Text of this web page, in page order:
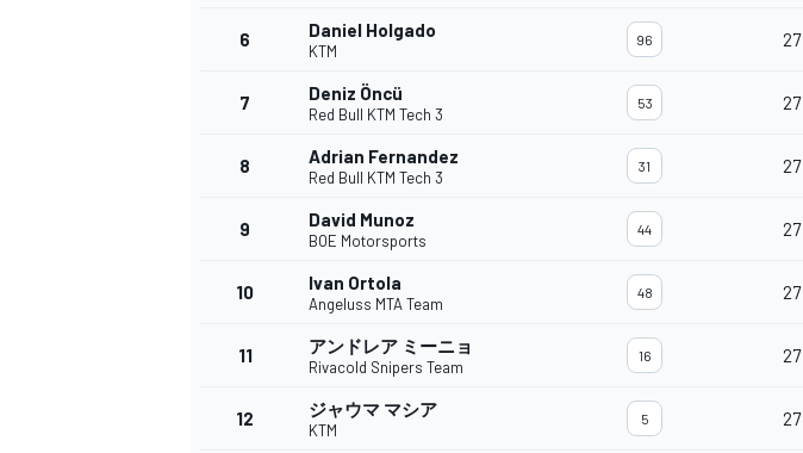
6 Daniel Holgado
KTM
96 27
7 Deniz Öncü
Red Bull KTM Tech 3
53 27
8 Adrian Fernandez
Red Bull KTM Tech 3
31 27
9 David Munoz
BOE Motorsports
44 27
10 Ivan Ortola
Angeluss MTA Team
48 27
11 アンドレア ミーニョ
Rivacold Snipers Team
16 27
12 ジャウマ マシア
KTM
5 27